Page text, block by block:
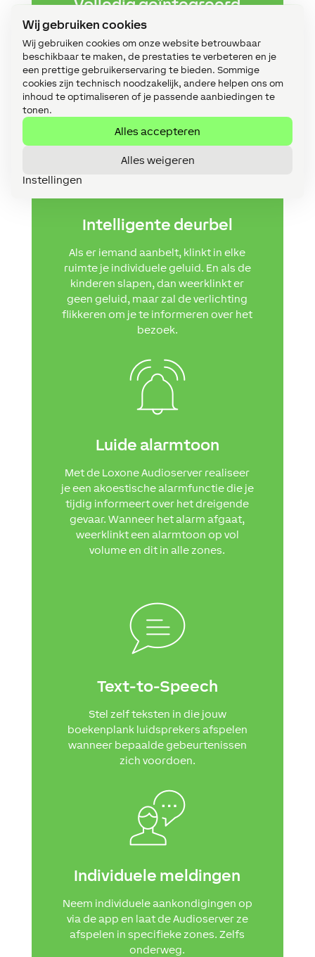
Wij gebruiken cookies
Wij gebruiken cookies om onze website betrouwbaar
beschikbaar te maken, de prestaties te verbeteren en je
een prettige gebruikerservaring te bieden. Sommige
cookies zijn technisch noodzakelijk, andere helpen ons om
inhoud te optimaliseren of je passende aanbiedingen te
tonen.
Alles accepteren
Alles weigeren
Instellingen
Volledig geïntegreerd
Overal dezelfde muziek of een andere
playlist per ruimte? Dat is perfect
mogelijk. Dankzij de Loxone
Audioserver worden jouw luidsprekers
naadloos geïntegreerd in je smart
Intelligente deurbel
Als er iemand aanbelt, klinkt in elke
ruimte je individuele geluid. En als de
kinderen slapen, dan weerklinkt er
geen geluid, maar zal de verlichting
flikkeren om je te informeren over het
bezoek.
Luide alarmtoon
Met de Loxone Audioserver realiseer
je een akoestische alarmfunctie die je
tijdig informeert over het dreigende
gevaar. Wanneer het alarm afgaat,
weerklinkt een alarmtoon op vol
volume en dit in alle zones.
Text-to-Speech
Stel zelf teksten in die jouw
boekenplank luidsprekers afspelen
wanneer bepaalde gebeurtenissen
zich voordoen.
Individuele meldingen
Neem individuele aankondigingen op
via de app en laat de Audioserver ze
afspelen in specifieke zones. Zelfs
onderweg.